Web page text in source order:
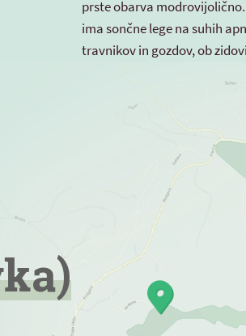
prste obarva modrovijolično.
ima sončne lege na suhih
travnikov in gozdov, ob